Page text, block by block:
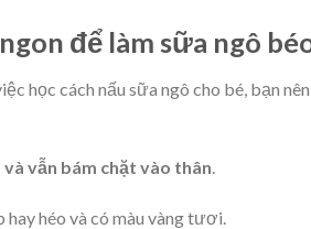
để làm sữa ngô
học cách nấu sữa ngô cho bé, bạn
vẫn bám chặt vào thân.
héo và có màu vàng tươi.